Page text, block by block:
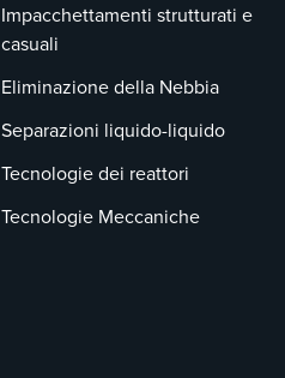
Impacchettamenti strutturati e
casuali
Eliminazione della Nebbia
Separazioni liquido-liquido
Tecnologie dei reattori
Tecnologie Meccaniche